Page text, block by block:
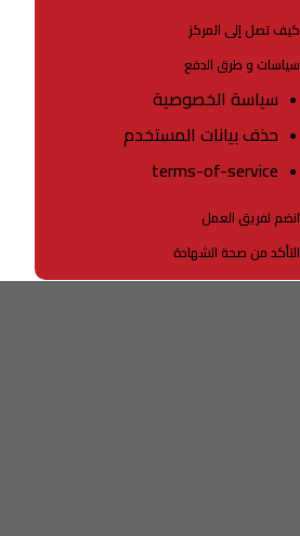
كيف تصل إلى المركز
سياسات و طرق الدفع
سياسة الخصوصية
حذف بيانات المستخدم
terms-of-service
انضم لفريق العمل
التأكد من صحة الشهادة